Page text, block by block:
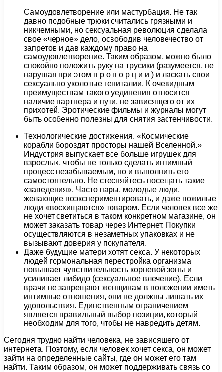
Самоудовлетворение или мастурбация. Не так
давно подобные трюки считались грязными и
никчемными, но сексуальная революция сделала
свое «черное» дело, освободив человечество от
запретов и дав каждому право на
самоудовлетворение. Таким образом, можно было
спокойно положить руку на трусики (разумеется, не
нарушая при этом п р о п о р ц и и ) и ласкать свои
сексуально уколотые гениталии. К очевидным
преимуществам такого уединения относится
наличие партнера и пути, не зависящего от их
прихотей. Эротические фильмы и журналы могут
быть особенно полезны для снятия застенчивости.
Технологические достижения. «Космические
корабли бороздят просторы нашей Вселенной.»
Индустрия выпускает все больше игрушек для
взрослых, чтобы не только сделать интимный
процесс незабываемым, но и выполнить его
самостоятельно. Не стесняйтесь посещать такие
«заведения». Часто пары, молодые люди,
желающие поэкспериментировать, и даже пожилые
люди «восхищаются» товаром. Если человек все же
не хочет светиться в таком конкретном магазине, он
может заказать товар через Интернет. Покупки
осуществляются в незаметных упаковках и не
вызывают доверия у покупателя.
Даже будущие матери хотят секса. У некоторых
людей гормональная перестройка организма
повышает чувствительность корневой зоны и
усиливает либидо (сексуальное влечение). Если
врачи не запрещают женщинам в положении иметь
интимные отношения, они не должны лишать их
удовольствия. Единственным ограничением
является правильный выбор позиции, который
необходим для того, чтобы не навредить детям.
Сегодня трудно найти человека, не зависящего от
интернета. Поэтому, если человек хочет секса, он может
зайти на определенные сайты, где он может его там
найти. Таким образом, он может поддерживать связь со